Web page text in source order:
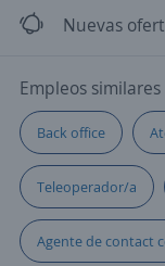
Nuevas
Empleos similares
Back office
Teleoperador/a
Agente de contact